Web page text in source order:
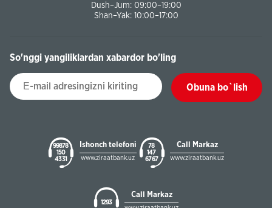
Dush–Jum: 09:00–19:00
Shan–Yak: 10:00–17:00
So'nggi yangiliklardan xabardor bo'ling
Obuna bo`lish
99878
150
43 31
Ishonch telefoni
www.ziraatbank.uz
78
147
67 67
Call Markaz
www.ziraatbank.uz
1293
Call Markaz